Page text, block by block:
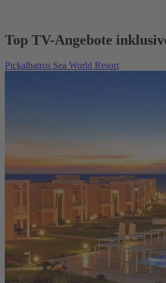
Top TV-Angebote
Pickalbatros Sea World Resort